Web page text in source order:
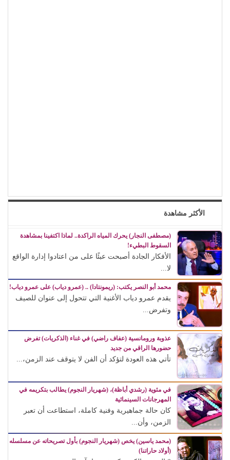
الأكثر مشاهدة
(مصطفى النجار) يحرك المياه الراكدة.. لماذا اكتفينا بمشاهدة
السقوط البطيء!
الأفكار الجادة أصبحت عبئًا على من اعتادوا إدارة الواقع
لا...
محمد أبو النصر يكتب: (ريمونتادا) .. (عمرو دياب) على عمرو دياب!
يقدم عمرو دياب الأغنية التي تتحول إلى عنوان للصيف
وتفرض...
عذوبة ورومانسية (عفاف راضي) في غناء (الذكريات) تفرض
حضورها الراقي من جديد
تأتي هذه العودة لتؤكد أن الفن لا يتوقف عند الزمن،...
في مئوية (رشدي أباظة)، (شهريار النجوم) يطالب بتكريمه في
المهرجانات السينمائية
كان حالة جماهيرية وفنية كاملة، استطاعت أن تعبر
الزمن، وأن...
(محمد ياسين) يخص (شهريار النجوم) بأول تصريحاته عن مسلسله
(أولاد حاراتنا)